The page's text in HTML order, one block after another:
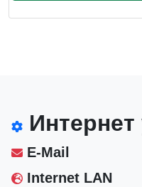
Интернет
E-Mail
Internet LAN